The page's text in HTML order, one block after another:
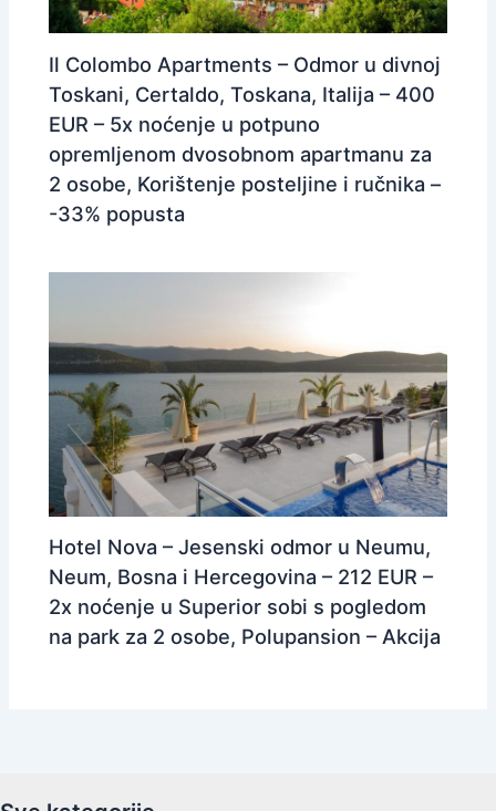
Il Colombo Apartments – Odmor u divnoj
Toskani, Certaldo, Toskana, Italija – 400
EUR – 5x noćenje u potpuno
opremljenom dvosobnom apartmanu za
2 osobe, Korištenje posteljine i ručnika –
-33% popusta
Hotel Nova – Jesenski odmor u Neumu,
Neum, Bosna i Hercegovina – 212 EUR –
2x noćenje u Superior sobi s pogledom
na park za 2 osobe, Polupansion – Akcija